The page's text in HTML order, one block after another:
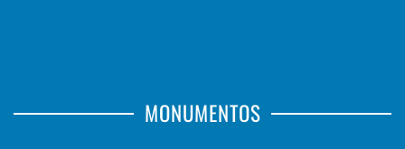
MONUMENTOS